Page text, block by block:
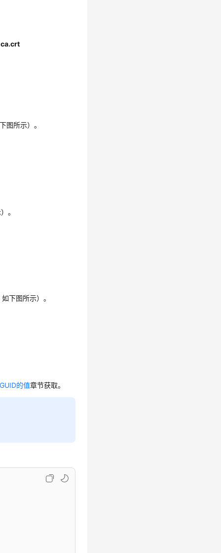
图所示）。
。
下图所示）。
的值章节获取。